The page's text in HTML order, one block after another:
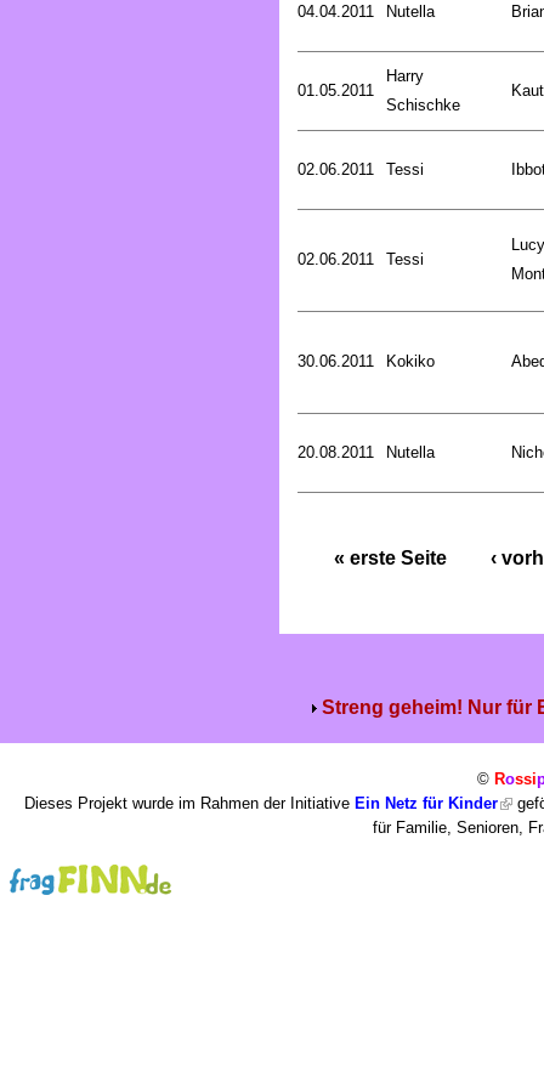
04.04.2011 Nutella
01.05.2011
Harry
Schischke
02.06.2011 Tessi
02.06.2011 Tessi
30.06.2011 Kokiko
20.08.2011 Nutella
« erste Seite ‹
Streng geheim! Nur für
© Rossi
Dieses Projekt wurde im Rahmen der Initiative Ein Netz für Kinder
für Familie, Senioren,